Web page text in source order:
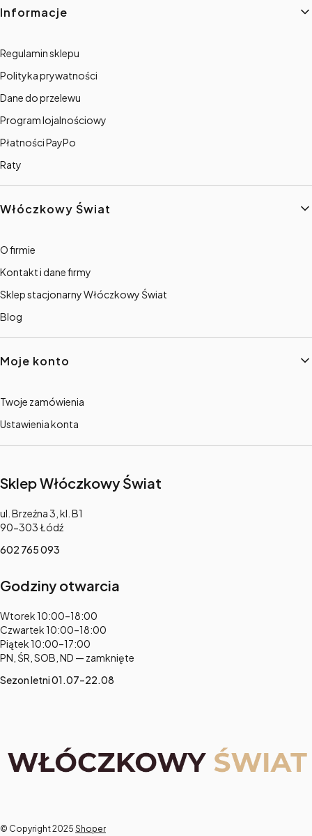
Informacje
Regulamin sklepu
Polityka prywatności
Dane do przelewu
Program lojalnościowy
Płatności PayPo
Raty
Włóczkowy Świat
O firmie
Kontakt i dane firmy
Sklep stacjonarny Włóczkowy Świat
Blog
Moje konto
Twoje zamówienia
Ustawienia konta
Sklep Włóczkowy Świat
Adres:
ul. Brzeźna 3, kl. B1
90-303 Łódź
602 765 093
Godziny otwarcia
Adres:
Wtorek 10:00–18:00
Czwartek 10:00–18:00
Piątek 10:00–17:00
PN, ŚR, SOB, ND — zamknięte
Sezon letni 01.07–22.08
© Copyright 2025 Shoper